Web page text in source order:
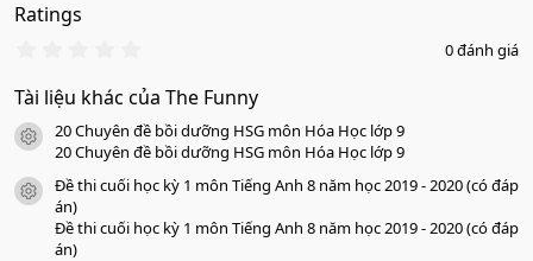
Ratings
0
0
s
a
o
0 đánh giá
Tài liệu khác của The Funny
icon tài liệu
20 Chuyên đề bồi dưỡng HSG môn Hóa Học lớp 9
20 Chuyên đề bồi dưỡng HSG môn Hóa Học lớp 9
icon tài liệu
Đề thi cuối học kỳ 1 môn Tiếng Anh 8 năm học 2019 - 2020 (có đáp
án)
Đề thi cuối học kỳ 1 môn Tiếng Anh 8 năm học 2019 - 2020 (có đáp
án)